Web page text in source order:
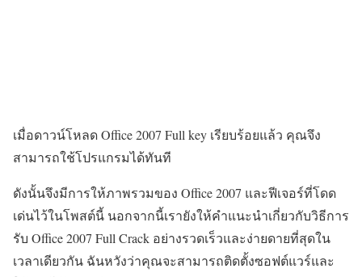
เมื่อดาวน์โหลด Office 2007 Full key เรียบร้อยแล้ว คุณจึง
สามารถใช้โปรแกรมได้ทันที
ดังนั้นจึงมีการให้ภาพรวมของ Office 2007 และฟีเจอร์ที่โดด
เด่นไว้ในโพสต์นี้ นอกจากนี้เรายังให้คำแนะนำเกี่ยวกับวิธีการ
รับ Office 2007 Full Crack อย่างรวดเร็วและง่ายดายที่สุดใน
เวลาเดียวกัน ฉันหวังว่าคุณจะสามารถติดตั้งซอฟต์แวร์และ